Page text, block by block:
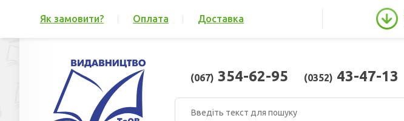
Як замовити? Оплата Доставка
(067) 354-62-95 (0352) 43-47-13